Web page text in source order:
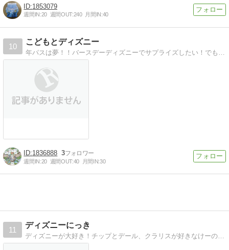
1853079
週間IN:20 週間OUT:240 月間IN:40
10
こどもとディズニー
1836888 3
週間IN:20 週間OUT:40 月間IN:30
11
ディズニーにっき
ディズニーが大好き！チップとデール、クラリスが好きなけーの日記です！週1ほどでインしています！